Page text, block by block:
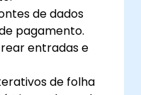
de dados
pagamento.
entradas e
de folha